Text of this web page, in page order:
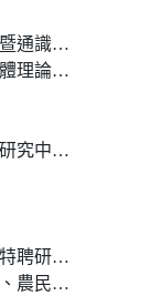
聘講座教授
話思想
研究員
研究員
勞動關係